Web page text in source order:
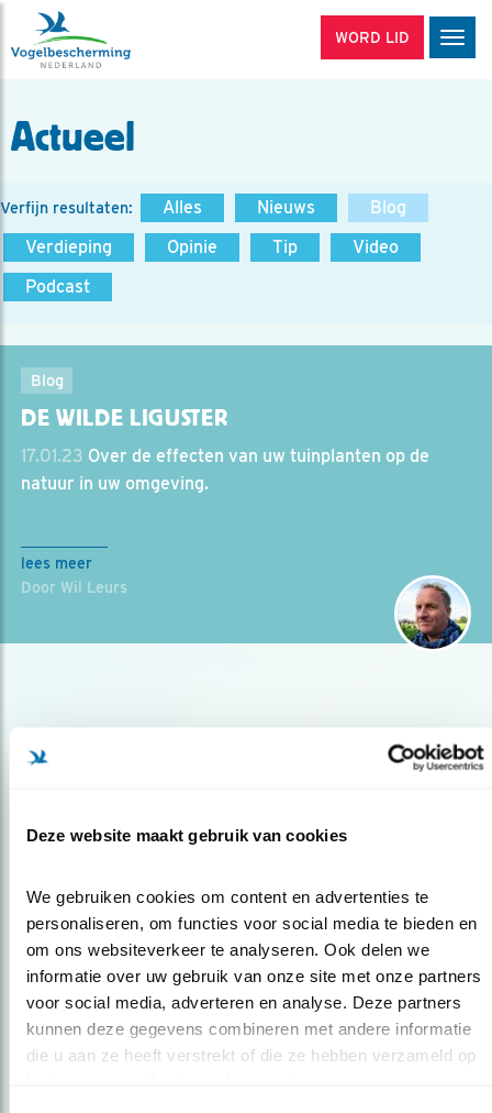
Deze website maakt gebruik van cookies
We gebruiken cookies om content en advertenties te
personaliseren, om functies voor social media te bieden en
om ons websiteverkeer te analyseren. Ook delen we
informatie over uw gebruik van onze site met onze partners
voor social media, adverteren en analyse. Deze partners
kunnen deze gegevens combineren met andere informatie
die u aan ze heeft verstrekt of die ze hebben verzameld op
WORD LID
Actueel
Verfijn resultaten: Alles Nieuws
Blog
Verdieping
Opinie Tip
Video
Podcast
Blog
DE WILDE LIGUSTER
17.01.23 Over de effecten van uw tuinplanten op de
natuur in uw omgeving.
lees meer
Door Wil Leurs
Meld je aan en ontvang nieuws, inspiratie, acties en tips
over vogels en activiteiten van Vogelbescherming.
AANMELDEN VOGELNIEUWS
Volg ons via social media